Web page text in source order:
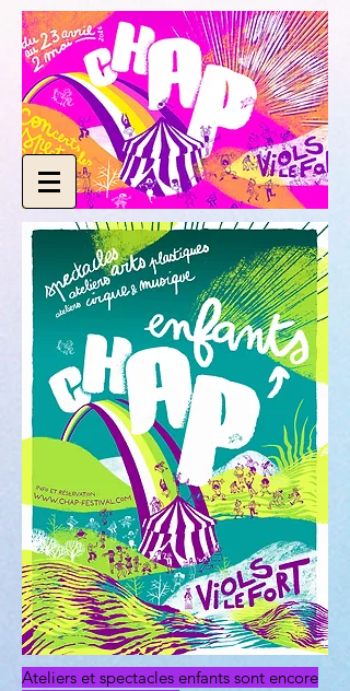
Ateliers et spectacles enfants sont encore